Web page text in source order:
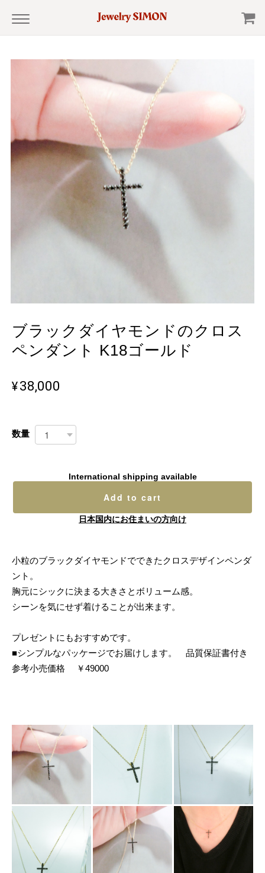
ブラックダイヤモンドのクロス
ペンダント K18ゴールド
¥38,000
数量
International shipping available
Add to cart
日本国内にお住まいの方向け
小粒のブラックダイヤモンドでできたクロスデザインペンダ
ント。
胸元にシックに決まる大きさとボリューム感。
シーンを気にせず着けることが出来ます。
プレゼントにもおすすめです。
■シンプルなパッケージでお届けします。 品質保証書付き
参考小売価格 ￥49000